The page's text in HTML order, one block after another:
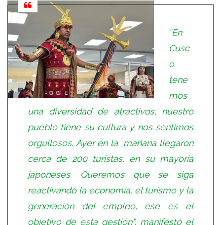
“En
Cusc
o
tene
mos
una diversidad de atractivos, nuestro
pueblo tiene su cultura y nos sentimos
orgullosos. Ayer en la mañana llegaron
cerca de 200 turistas, en su mayoría
japoneses. Queremos que se siga
reactivando la economía, el turismo y la
generación del empleo, ese es el
objetivo de esta gestión”, manifestó el